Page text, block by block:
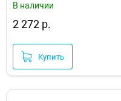
В наличии
2 272 р.
Купить